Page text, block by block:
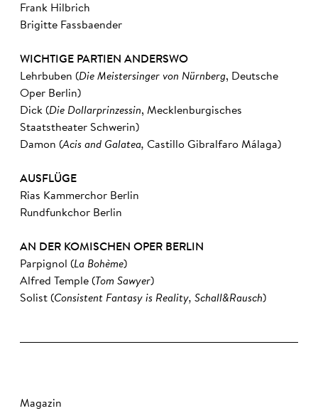
Frank Hilbrich
Brigitte Fassbaender
WICHTIGE PARTIEN ANDERSWO
Lehrbuben (Die Meistersinger von Nürnberg, Deutsche
Oper Berlin)
Dick (Die Dollarprinzessin, Mecklenburgisches
Staatstheater Schwerin)
Damon (Acis and Galatea, Castillo Gibralfaro Málaga)
AUSFLÜGE
Rias Kammerchor Berlin
Rundfunkchor Berlin
AN DER KOMISCHEN OPER BERLIN
Parpignol (La Bohème)
Alfred Temple (Tom Sawyer)
Solist (Consistent Fantasy is Reality, Schall&Rausch)
Magazin